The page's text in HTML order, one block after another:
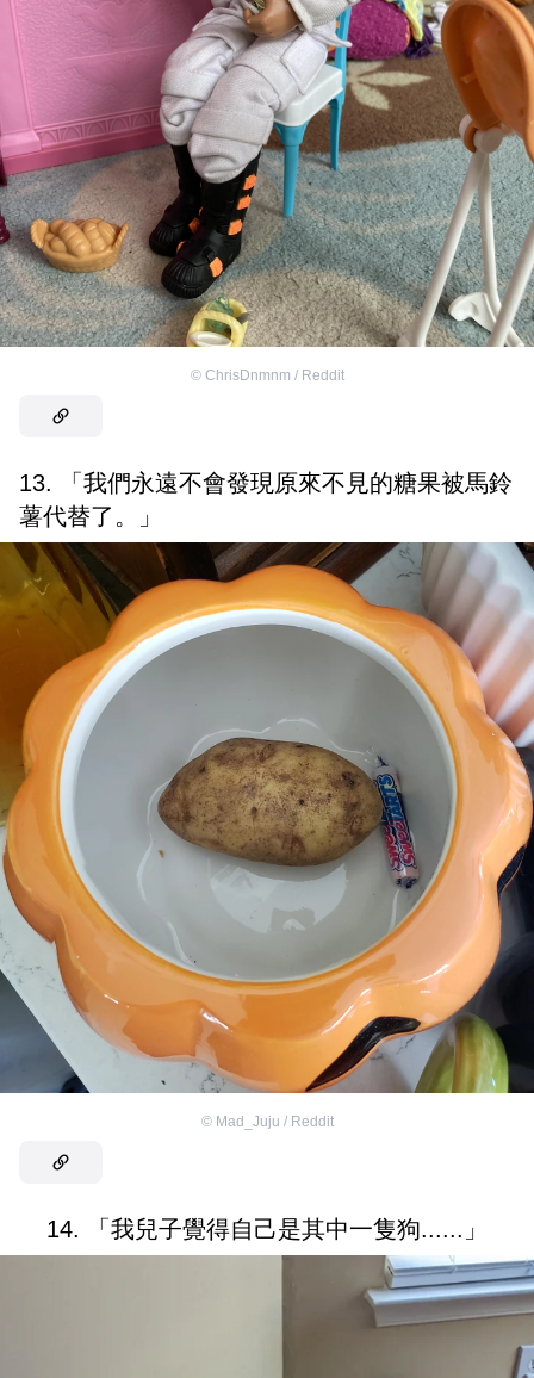
© ChrisDnmnm / Reddit
13. 「我們永遠不會發現原來不見的糖果被馬鈴
薯代替了。」
© Mad_Juju / Reddit
14. 「我兒子覺得自己是其中一隻狗......」